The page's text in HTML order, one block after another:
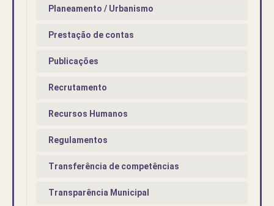
Planeamento / Urbanismo
Prestação de contas
Publicações
Recrutamento
Recursos Humanos
Regulamentos
Transferência de competências
Transparência Municipal